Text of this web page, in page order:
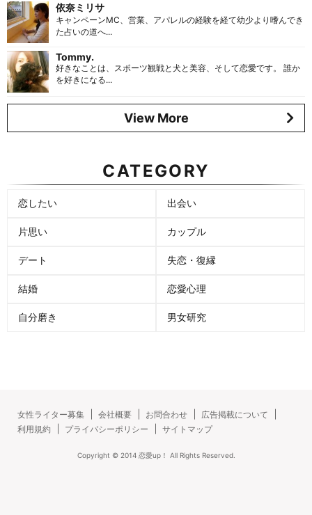
依奈ミリサ
キャンペーンMC、営業、アパレルの経験を経て幼少より嗜んでき
た占いの道へ...
Tommy.
好きなことは、スポーツ観戦と犬と美容、そして恋愛です。 誰か
を好きになる...
View More
CATEGORY
恋したい 出会い
片思い カップル
デート 失恋・復縁
結婚 恋愛心理
自分磨き 男女研究
女性ライター募集 会社概要 お問合わせ
広告掲載について
利用規約
プライバシーポリシー サイトマップ
Copyright © 2014 恋愛up！ All Rights Reserved.